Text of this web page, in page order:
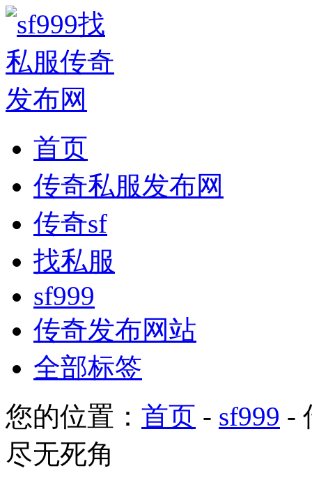
首页
传奇私服发布网
传奇sf
找私服
sf999
传奇发布网站
全部标签
您的位置： 首页 - sf999 -
尽无死角